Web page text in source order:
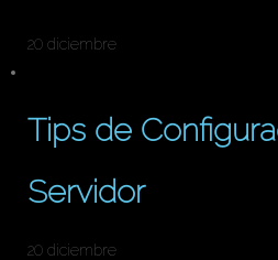
20 diciembre
Tips de
Servidor
20 diciembre